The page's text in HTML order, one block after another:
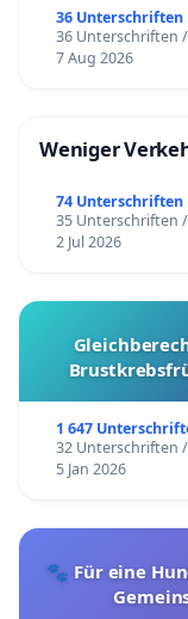
36 Unterschriften
36 Unterschriften /
7 Aug 2026
Weniger
74 Unterschriften
35 Unterschriften /
2 Jul 2026
1 647
32 Unterschriften /
5 Jan 2026
🐾 Für eine